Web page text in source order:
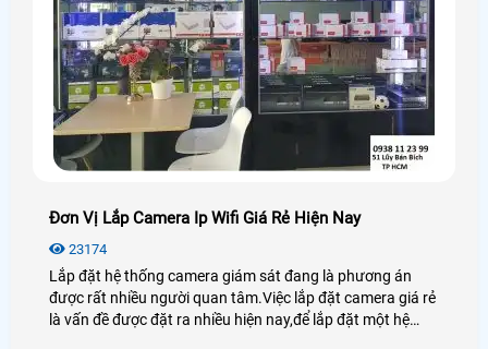
Đơn Vị Lắp Camera Ip Wifi Giá Rẻ Hiện Nay
23174
Lắp đặt hệ thống camera giám sát đang là phương án
được rất nhiều người quan tâm.Việc lắp đặt camera giá rẻ
là vấn đề được đặt ra nhiều hiện nay,để lắp đặt một hệ